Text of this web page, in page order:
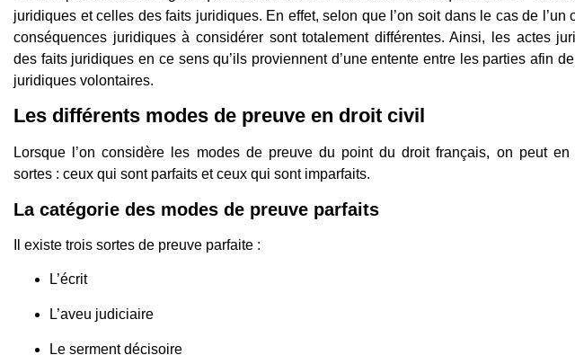
juridiques et celles des faits juridiques. En effet, selon que l’on soit dans le cas de l’un
conséquences juridiques à considérer sont totalement différentes. Ainsi, les actes
des faits juridiques en ce sens qu’ils proviennent d’une entente entre les parties afin
juridiques volontaires.
Les différents modes de preuve en droit civil
Lorsque l’on considère les modes de preuve du point du droit français, on peut en
sortes : ceux qui sont parfaits et ceux qui sont imparfaits.
La catégorie des modes de preuve parfaits
Il existe trois sortes de preuve parfaite :
L’écrit
L’aveu judiciaire
Le serment décisoire